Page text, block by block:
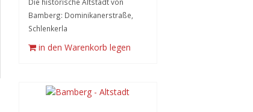
Bamberg: Dominikanerstraße,
Schlenkerla
in den Warenkorb legen